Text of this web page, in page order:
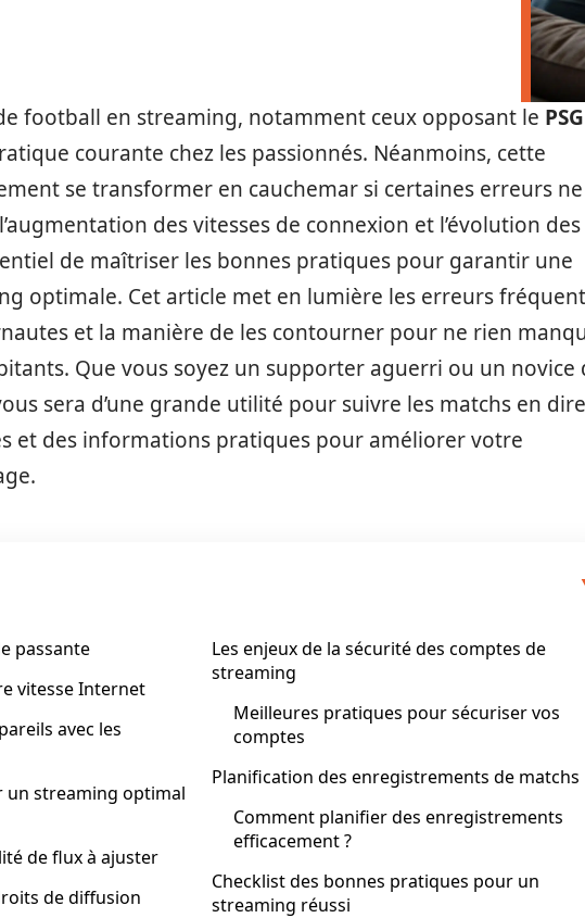
football en streaming, notamment ceux opposant le PSG
courante chez les passionnés. Néanmoins, cette
se transformer en cauchemar si certaines erreurs ne
des vitesses de connexion et l’évolution des
de maîtriser les bonnes pratiques pour garantir une
optimale. Cet article met en lumière les erreurs
et la manière de les contourner pour ne rien
Que vous soyez un supporter aguerri ou un novice
sera d’une grande utilité pour suivre les matchs en
et des informations pratiques pour améliorer votre
passante
vitesse Internet
avec les
un streaming optimal
de flux à ajuster
de diffusion
Les enjeux de la sécurité des comptes de
streaming
Meilleures pratiques pour sécuriser vos
comptes
Planification des enregistrements de matchs
Comment planifier des enregistrements
efficacement ?
Checklist des bonnes pratiques pour un
streaming réussi